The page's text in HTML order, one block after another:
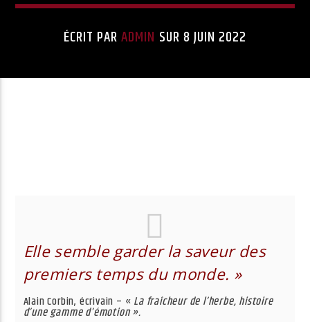
ÉCRIT PARADMIN SUR 8 JUIN 2022
Elle semble garder la saveur des
premiers temps du monde. »
Alain Corbin, écrivain – « La fraîcheur de l’herbe, histoire
d’une gamme d’émotion ».